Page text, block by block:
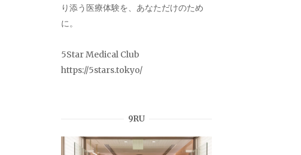
り添う医療体験を、あなただけのため
に。
5Star Medical Club
https://5stars.tokyo/
9RU